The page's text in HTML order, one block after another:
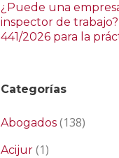
¿Puede una
inspector de
441/2026 para la
Categorías
Abogados (138)
Acijur (1)